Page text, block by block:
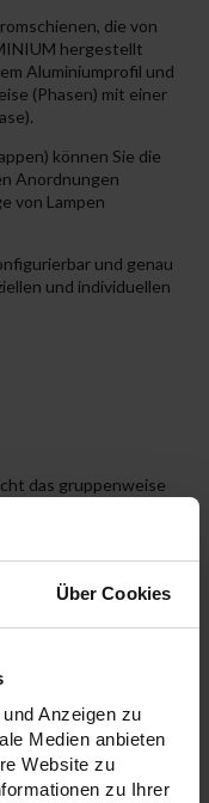
Über Cookies
Anzeigen zu
Medien anbieten
Website zu
zu Ihrer
die von
hergestellt
Aluminiumprofil und
(Phasen) mit einer
können Sie die
Anordnungen
von Lampen
und genau
und individuellen
das gruppenweise
Beleuchtung